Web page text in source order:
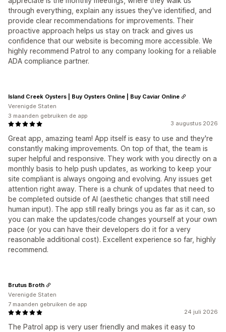
through everything, explain any issues they've identified, and
provide clear recommendations for improvements. Their
proactive approach helps us stay on track and gives us
confidence that our website is becoming more accessible. We
highly recommend Patrol to any company looking for a reliable
ADA compliance partner.
3 augustus 2026
Great app, amazing team! App itself is easy to use and they're
constantly making improvements. On top of that, the team is
super helpful and responsive. They work with you directly on a
monthly basis to help push updates, as working to keep your
site compliant is always ongoing and evolving. Any issues get
attention right away. There is a chunk of updates that need to
be completed outside of AI (aesthetic changes that still need
human input). The app still really brings you as far as it can, so
you can make the updates/code changes yourself at your own
pace (or you can have their developers do it for a very
reasonable additional cost). Excellent experience so far, highly
recommend.
Island Creek Oysters | Buy Oysters Online | Buy Caviar Online
Verenigde Staten
3 maanden gebruiken de app
24 juli 2026
The Patrol app is very user friendly and makes it easy to
Brutus Broth
Verenigde Staten
7 maanden gebruiken de app